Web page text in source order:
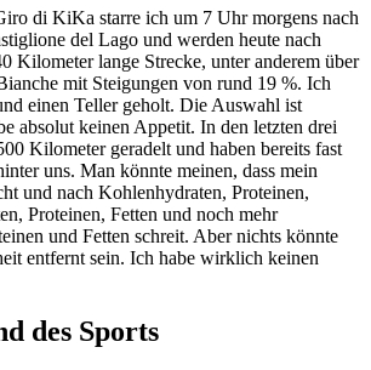
di KiKa starre ich um 7 Uhr morgens nach
del Lago und werden heute nach
Kilometer lange Strecke, unter anderem über
mit Steigungen von rund 19 %. Ich
einen Teller geholt. Die Auswahl ist
absolut keinen Appetit. In den letzten drei
Kilometer geradelt und haben bereits fast
uns. Man könnte meinen, dass mein
und nach Kohlenhydraten, Proteinen,
Proteinen, Fetten und noch mehr
und Fetten schreit. Aber nichts könnte
entfernt sein. Ich habe wirklich keinen
des Sports